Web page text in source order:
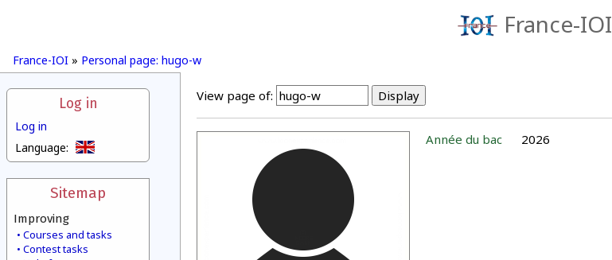
France-IOI
France-IOI » Personal page: hugo-w
Log in
Log in
Language:
Sitemap
Improving
Courses and tasks
Contest tasks
View page of:
Année du bac 2026